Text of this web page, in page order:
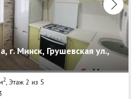
г. Минск, Грушевская ул.,
2 , Этаж 2 из 5